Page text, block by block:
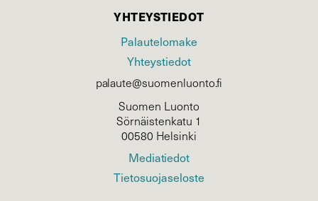
YHTEYSTIEDOT
Palautelomake
Yhteystiedot
palaute@suomenluonto.fi
Suomen Luonto
Sörnäistenkatu 1
00580 Helsinki
Mediatiedot
Tietosuojaseloste